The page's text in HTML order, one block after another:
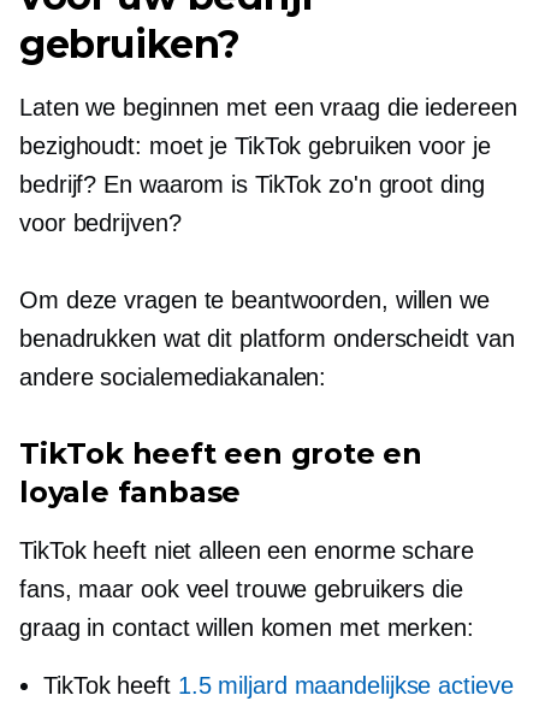
gebruiken?
Laten we beginnen met een vraag die iedereen
bezighoudt: moet je TikTok gebruiken voor je
bedrijf? En waarom is TikTok zo'n groot ding
voor bedrijven?
Om deze vragen te beantwoorden, willen we
benadrukken wat dit platform onderscheidt van
andere socialemediakanalen:
TikTok heeft een grote en
loyale fanbase
TikTok heeft niet alleen een enorme schare
fans, maar ook veel trouwe gebruikers die
graag in contact willen komen met merken:
TikTok heeft 1.5 miljard maandelijkse actieve